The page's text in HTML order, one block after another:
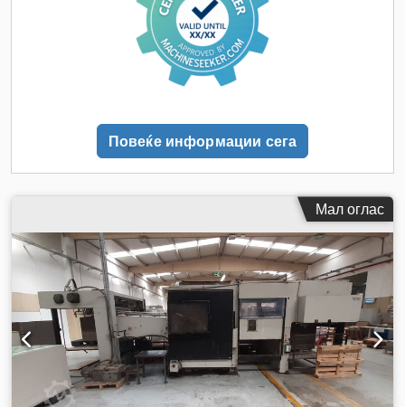
Повеќе информации сега
Мал оглас